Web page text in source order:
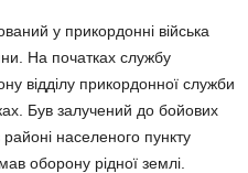
у прикордонні війська
На початках службу
відділу прикордонної служби
Був залу­чений до бойових
населеного пункту
оборону рідної землі.